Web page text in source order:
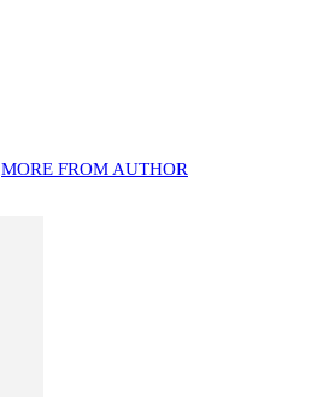
MORE FROM AUTHOR